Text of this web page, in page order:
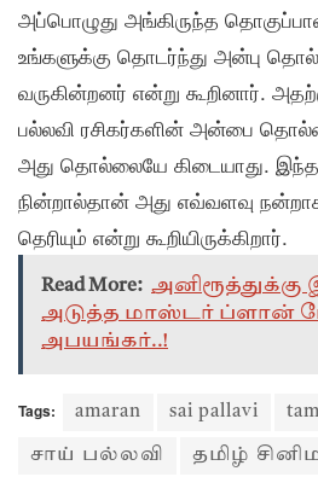
அப்பொழுது அங்கிருந்த
உங்களுக்கு தொடர்ந்து அன்பு
வருகின்றனர் என்று கூறினார்.
பல்லவி ரசிகர்களின் அன்பை
அது தொல்லையே கிடையாது. இந்த
நின்றால்தான் அது எவ்வளவு
தெரியும் என்று கூறியிருக்கிறார்.
Read More:
அடுத்த மாஸ்டர் ப்ளான்
அபயங்கர்..!
Tags: amaran sai pallavi
சாய் பல்லவி தமிழ்